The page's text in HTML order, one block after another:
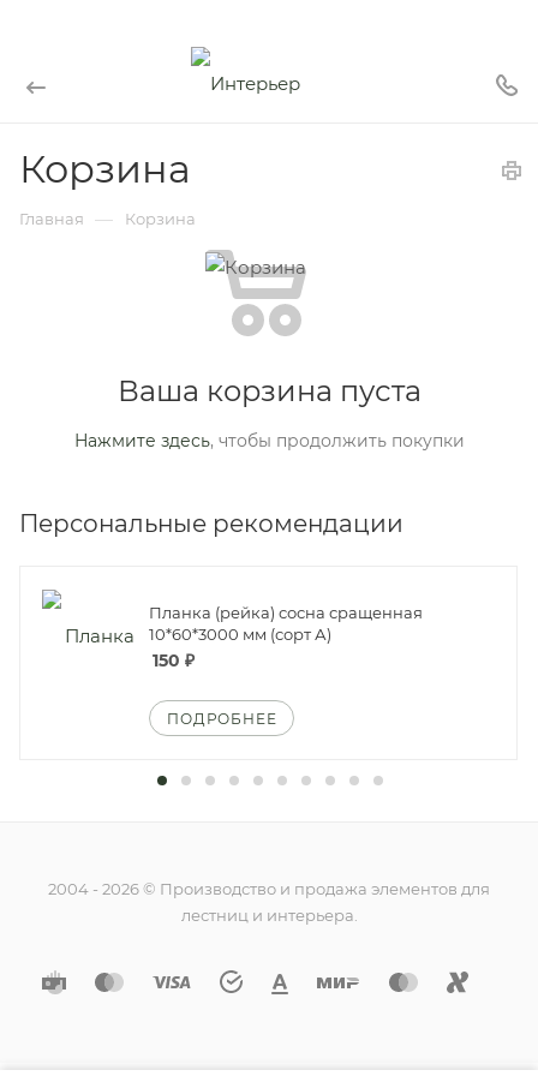
Корзина
Главная — Корзина
Ваша корзина пуста
Нажмите здесь, чтобы продолжить покупки
Персональные рекомендации
Планка (рейка) сосна сращенная
10*60*3000 мм (сорт А)
150 ₽
ПОДРОБНЕЕ
2004 - 2026 © Производство и продажа элементов для
лестниц и интерьера.